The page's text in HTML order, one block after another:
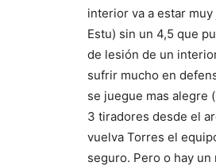
interior va a estar
Estu) sin un 4,5 que
de lesión de un
sufrir mucho en
se juegue mas alegre
3 tiradores desde el
vuelva Torres el
seguro. Pero o hay